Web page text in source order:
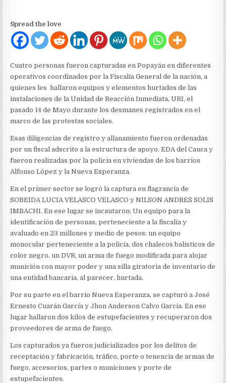
Spread the love
Cuatro personas fueron capturadas en Popayán en diferentes
operativos coordinados por la Fiscalía General de la nación, a
quienes les hallaron equipos y elementos hurtados de las
instalaciones de la Unidad de Reacción Inmediata, URI, el
pasado 14 de Mayo durante los desmanes registrados en el
marco de las protestas sociales.
Esas diligencias de registro y allanamiento fueron ordenadas
por un fiscal adscrito a la estructura de apoyo, EDA del Cauca y
fueron realizadas por la policía en viviendas de los barrios
Alfonso López y la Nueva Esperanza.
En el primer sector se logró la captura en flagrancia de
SOBEIDA LUCIA VELASCO VELASCO y NILSON ANDRES SOLIS
IMBACHI. En ese lugar se incautaron: Un equipo para la
identificación de personas, perteneciente a la fiscalía y
avaluado en 23 millones y medio de pesos; un equipo
monocular perteneciente a la policía, dos chalecos balísticos de
color negro, un DVR, un arma de fuego modificada para alojar
munición con mayor poder y una silla giratoria de inventario de
una entidad bancaria, al parecer, hurtada.
Por su parte en el barrio Nueva Esperanza, se capturó a José
Ernesto Cuarán García y Jhon Anderson Calvo García. En ese
lugar hallaron dos kilos de estupefacientes y recuperaron dos
proveedores de arma de fuego.
Los capturados ya fueron judicializados por los delitos de
receptación y fabricación, tráfico, porte o tenencia de armas de
fuego, accesorios, partes o municiones y porte de
estupefacientes.